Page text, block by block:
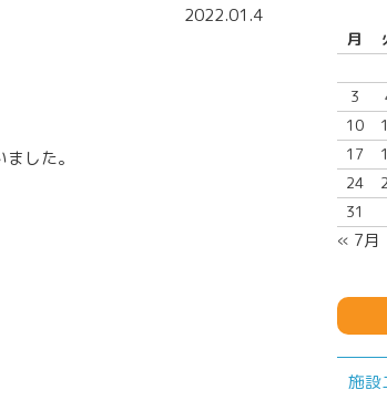
月
3
10
17
24
31
« 7月
施設
2022.01.4
した。